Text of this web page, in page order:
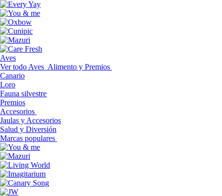
Aves
Ver todo Aves Alimento y Premios
Canario
Loro
Fauna silvestre
Premios
Accesorios
Jaulas y Accesorios
Salud y Diversión
Marcas populares